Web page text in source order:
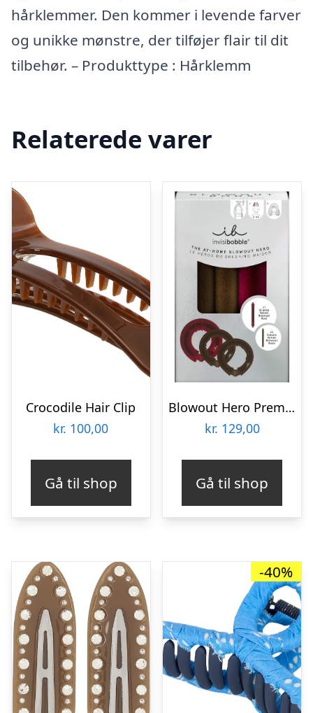
hårklemmer. Den kommer i levende farver
og unikke mønstre, der tilføjer flair til dit
tilbehør. – Produkttype : Hårklemm
Relaterede varer
Crocodile Hair Clip
kr. 100,00
Gå til shop
Blowout Hero Premium Set Sæt til Krøller Uden Varme
kr. 129,00
Gå til shop
-40%